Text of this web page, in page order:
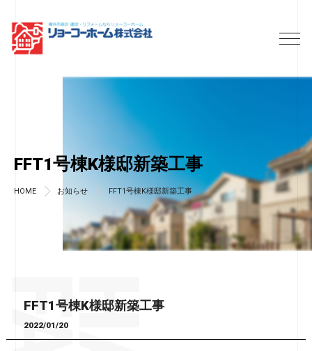
FFT1号棟K様邸新築工事
HOME お知らせ FFT1号棟K様邸新築工事
FFT1号棟K様邸新築工事
2022/01/20